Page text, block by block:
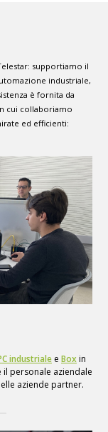
supportiamo il
industriale,
è fornita da
cui collaboriamo
ed efficienti:
industriale e Box in
personale aziendale
aziende partner.